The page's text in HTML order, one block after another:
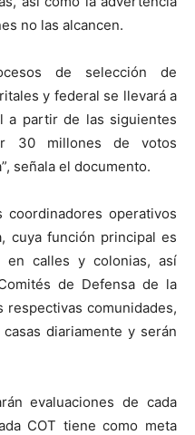
no las alcancen.
de selección de
y federal se llevará a
a partir de las siguientes
30 millones de votos
señala el documento.
operativos
cuya función principal es
en calles y colonias, así
de Defensa de la
respectivas comunidades,
diariamente y serán
evaluaciones de cada
COT tiene como meta